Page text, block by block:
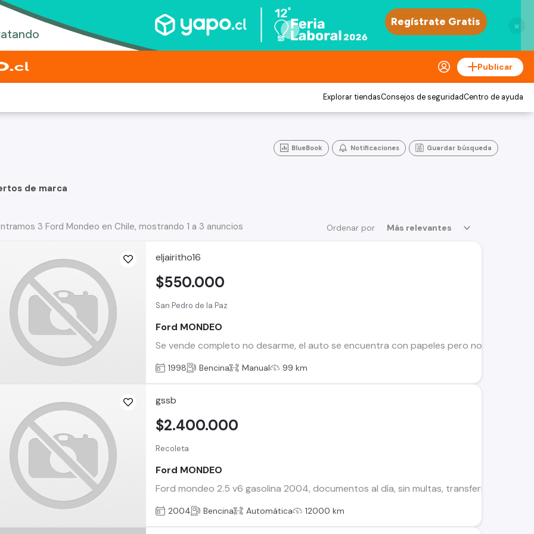
×
Publicar
Explorar tiendasConsejos de seguridadCentro de ayuda
BlueBook Notificaciones Guardar búsqueda
de marca
Ordenar por Más relevantes
3 Ford Mondeo en Chile, mostrando 1 a 3 anuncios
eljairitho16
San Pedro de la Paz
Ford MONDEO
Se vende completo no desarme, el auto se encuentra con papeles pero no está al
$550.000
1998 Bencina Manual 99 km
gssb
Recoleta
Ford MONDEO
Ford mondeo 2.5 v6 gasolina 2004, documentos al día, sin multas, transferible,
$2.400.000
2004 Bencina Automática 12000 km